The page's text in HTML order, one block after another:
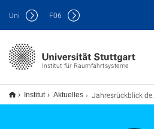
Institut für Raumfahrtsysteme
Uni F06
Institut Aktuelles Jahresrückblick der Abteilung Satellitentechnik